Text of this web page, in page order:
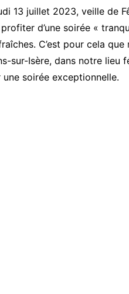
13 juillet 2023, veille de
d’une soirée «
C’est pour cela
sur-Isère, dans notre lieu
soirée exceptionnelle.